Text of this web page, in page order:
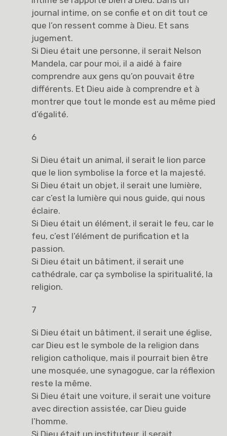
journal intime, on se confie et on dit tout ce
que l’on ressent comme à Dieu. Et sans
jugement.
Si Dieu était une personne, il serait Nelson
Mandela, car pour moi, il a aidé à faire
comprendre aux gens qu’on pouvait être
différents. Et Dieu aide à comprendre et à
montrer que tout le monde est au même pied
d’égalité.
6
Si Dieu était un animal, il serait le lion parce
que le lion symbolise la force et la majesté.
Si Dieu était un objet, il serait une lumière,
car c’est la lumière qui nous guide, qui nous
éclaire.
Si Dieu était un élément, il serait le feu, car le
feu, c’est l’élément de purification et la
passion.
Si Dieu était un bâtiment, il serait une
cathédrale, car ça symbolise la spiritualité, la
religion.
7
Si Dieu était un bâtiment, il serait une église,
car Dieu est le symbole de la religion dans
religion catholique, mais il pourrait bien être
une mosquée, une synagogue, car la réflexion
reste la même.
Si Dieu était une voiture, il serait une voiture
avec direction assistée, car Dieu guide
l’homme.